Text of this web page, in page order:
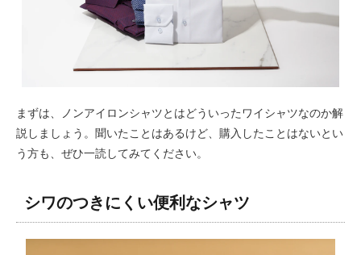
まずは、ノンアイロンシャツとはどういったワイシャツなのか解
説しましょう。聞いたことはあるけど、購入したことはないとい
う方も、ぜひ一読してみてください。
シワのつきにくい便利なシャツ